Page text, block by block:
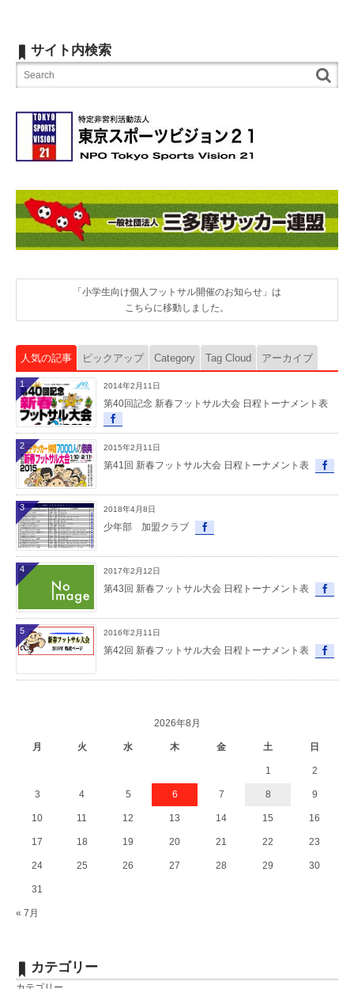
サイト内検索
「小学生向け個人フットサル開催のお知らせ」は
こちらに移動しました。
人気の記事 ピックアップ Category Tag Cloud アーカイブ
2014年2月11日
第40回記念 新春フットサル大会 日程トーナメント表
1
2015年2月11日
第41回 新春フットサル大会 日程トーナメント表
2
2018年4月8日
少年部 加盟クラブ
3
2017年2月12日
第43回 新春フットサル大会 日程トーナメント表
4
2016年2月11日
第42回 新春フットサル大会 日程トーナメント表
5
2026年8月
月 火 水 木 金 土 日
« 7月
1 2
3 4 5 6 7 8 9
10 11 12 13 14 15 16
17 18 19 20 21 22 23
24 25 26 27 28 29 30
31
カテゴリー